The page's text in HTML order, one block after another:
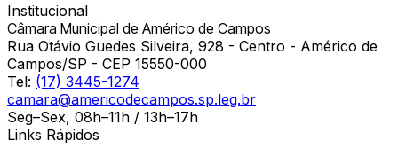
Institucional
Câmara Municipal de Américo de Campos
Rua Otávio Guedes Silveira, 928 - Centro - Américo de
Campos/SP - CEP 15550-000
Tel: (17) 3445-1274
camara@americodecampos.sp.leg.br
Seg–Sex, 08h–11h / 13h–17h
Links Rápidos